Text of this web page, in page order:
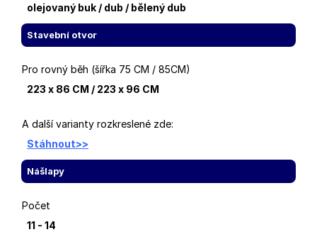
olejovaný buk / dub / bělený dub
Stavební otvor
Pro rovný běh (šířka 75 CM / 85CM)
223 x 86 CM / 223 x 96 CM
A další varianty rozkreslené zde:
Stáhnout>>
Nášlapy
Počet
11 - 14